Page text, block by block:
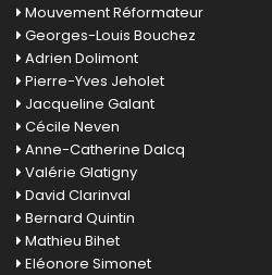
Mouvement Réformateur
Georges-Louis Bouchez
Adrien Dolimont
Pierre-Yves Jeholet
Jacqueline Galant
Cécile Neven
Anne-Catherine Dalcq
Valérie Glatigny
David Clarinval
Bernard Quintin
Mathieu Bihet
Eléonore Simonet